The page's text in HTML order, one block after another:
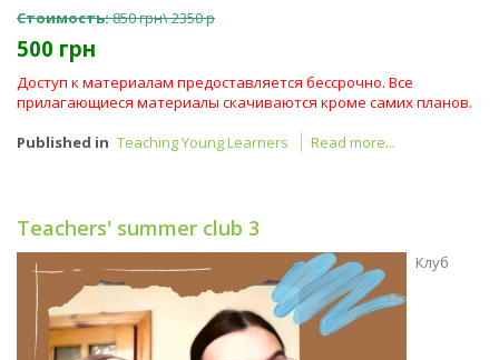
Стоимость:850 грн\ 2350 р
500 грн
Доступ к материалам предоставляется бессрочно. Все
прилагающиеся материалы скачиваются кроме самих планов.
Published in Teaching Young Learners Read more...
Teachers' summer club 3
Клуб